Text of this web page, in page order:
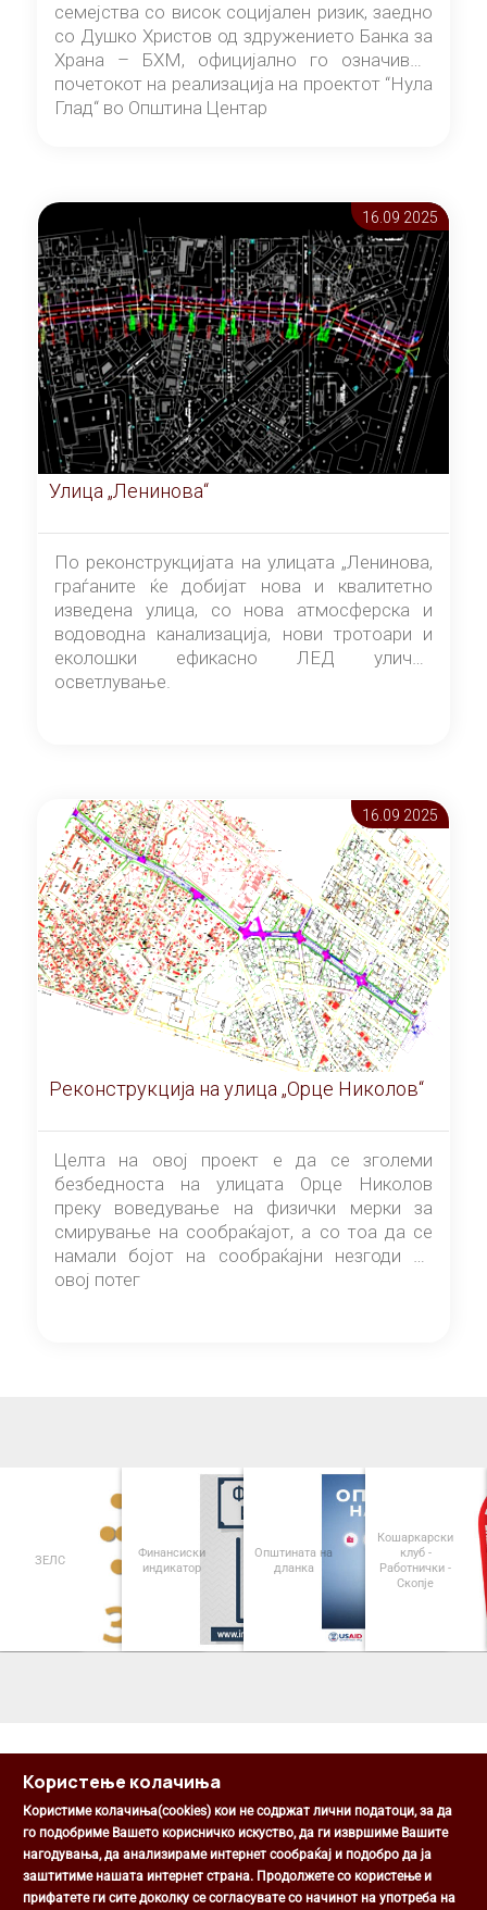
семејства со висок социјален ризик, заедно
со Душко Христов од здружението Банка за
Храна – БХМ, официјално го означивме
почетокот на реализација на проектот “Нула
Глад“ во Општина Центар
16.09 2025
Улица „Ленинова“
По реконструкцијата на улицата „Ленинова,
граѓаните ќе добијат нова и квалитетно
изведена улица, со нова атмосферска и
водоводна канализација, нови тротоари и
еколошки ефикасно ЛЕД улично
осветлување.
16.09 2025
Реконструкција на улица „Орце Николов“
Целта на овој проект е да се зголеми
безбедноста на улицата Орце Николов
преку воведување на физички мерки за
смирување на сообраќајот, а со тоа да се
намали бојот на сообраќајни незгоди на
овој потег
ЗЕЛС
Финансиски
индикатор
Општината на
дланка
Кошаркарски
клуб -
Работнички -
Скопје
Општина Центар
Михаил Цоков бр. 1, Скопје
Користење колачиња
Користиме колачиња(cookies) кои не содржат лични податоци, за да
го подобриме Вашето корисничко искуство, да ги извршиме Вашите
нагодувања, да анализираме интернет сообраќај и подобро да ја
заштитиме нашата интернет страна. Продолжете со користење и
прифатете ги сите доколку се согласувате со начинот на употреба на